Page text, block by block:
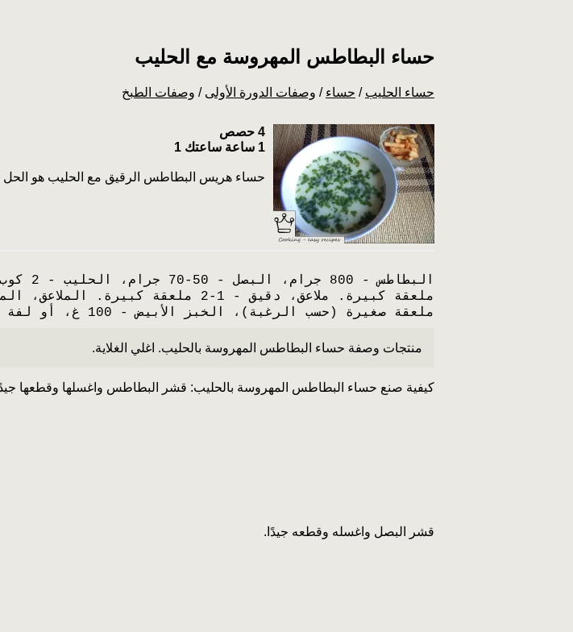
حساء البطاطس المهروسة مع الحليب
وصفات الطبخ / وصفات الدورة الأولى / حساء / حساء الحليب
4 حصص
1 ساعة ساعتك 1
حساء هريس البطاطس الرقيق مع الحليب هو الحل
ملعقة صغيرة (حسب الرغبة)، الخبز الأبيض - 100 غ، أو لفة للخبز المحمص - 1 كمبيوتر شخصي.
منتجات وصفة حساء البطاطس المهروسة بالحليب. اغلي الغلاية.
كيفية صنع حساء البطاطس المهروسة بالحليب: قشر البطاطس واغسلها وقطعها
قشر البصل واغسله وقطعه جيدًا.